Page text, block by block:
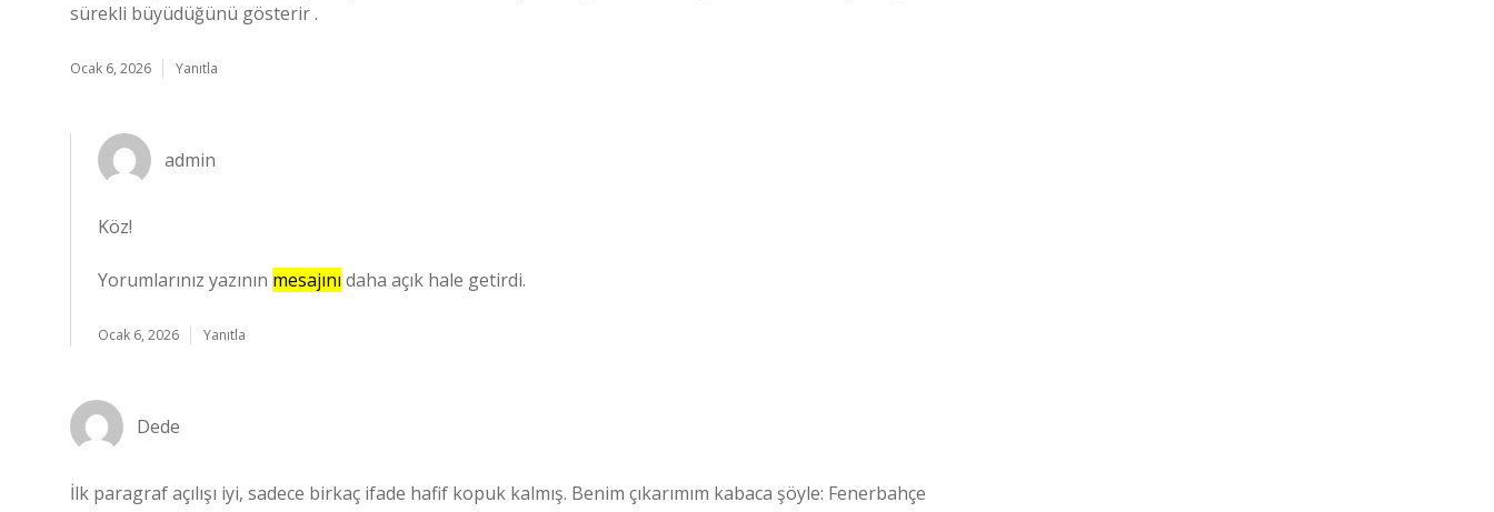
sürekli büyüdüğünü gösterir .
Ocak 6, 2026 Yanıtla
admin
Köz!
Yorumlarınız yazının mesajını daha açık hale getirdi.
Ocak 6, 2026 Yanıtla
Dede
İlk paragraf açılışı iyi, sadece birkaç ifade hafif kopuk kalmış. Benim çıkarımım kabaca şöyle: Fenerbahçe